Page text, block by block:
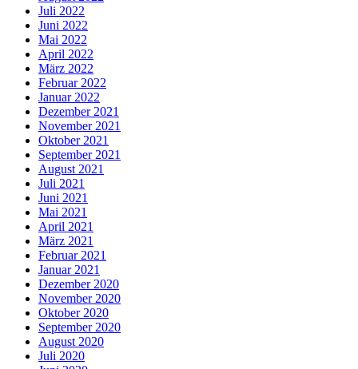
Juli 2022
Juni 2022
Mai 2022
April 2022
März 2022
Februar 2022
Januar 2022
Dezember 2021
November 2021
Oktober 2021
September 2021
August 2021
Juli 2021
Juni 2021
Mai 2021
April 2021
März 2021
Februar 2021
Januar 2021
Dezember 2020
November 2020
Oktober 2020
September 2020
August 2020
Juli 2020